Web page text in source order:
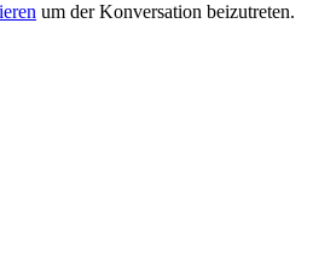
um der Konversation beizutreten.